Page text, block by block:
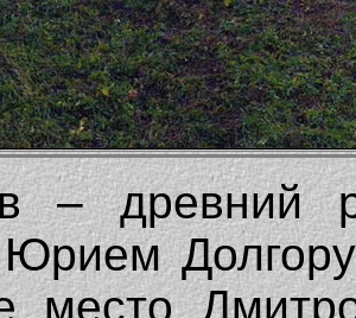
– древний
место